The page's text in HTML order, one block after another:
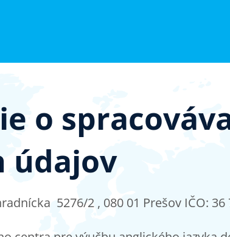
o
údajov
5276/2 , 080 01 Prešov IČO: